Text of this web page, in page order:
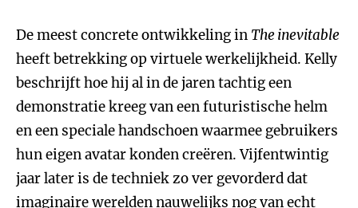
De meest concrete ontwikkeling in The inevitable
heeft betrekking op virtuele werkelijkheid. Kelly
beschrijft hoe hij al in de jaren tachtig een
demonstratie kreeg van een futuristische helm
en een speciale handschoen waarmee gebruikers
hun eigen avatar konden creëren. Vijfentwintig
jaar later is de techniek zo ver gevorderd dat
imaginaire werelden nauwelijks nog van echt